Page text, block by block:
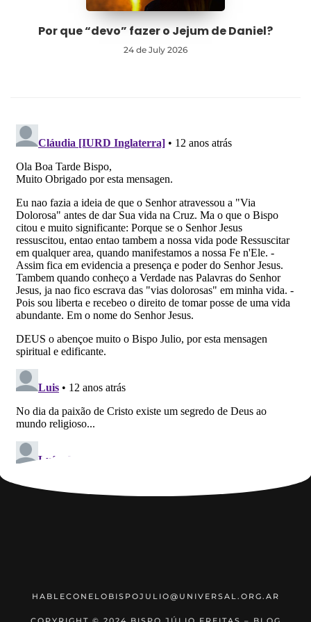
Por que “devo” fazer o Jejum de Daniel?
24 de July 2026
HABLECONELOBISPOJULIO@UNIVERSAL.ORG.AR